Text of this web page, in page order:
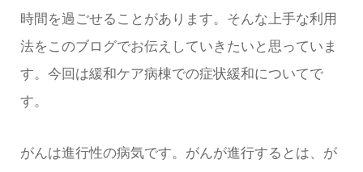
時間を過ごせることがあります。そんな上手な利用
法をこのブログでお伝えしていきたいと思っていま
す。今回は緩和ケア病棟での症状緩和についてで
す。
がんは進行性の病気です。がんが進行するとは、が